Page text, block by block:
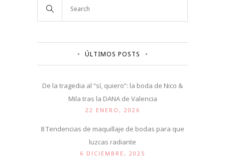
ÚLTIMOS POSTS
De la tragedia al “sí, quiero”: la boda de Nico &
Mila tras la DANA de Valencia
22 ENERO, 2026
8 Tendencias de maquillaje de bodas para que
luzcas radiante
6 DICIEMBRE, 2025